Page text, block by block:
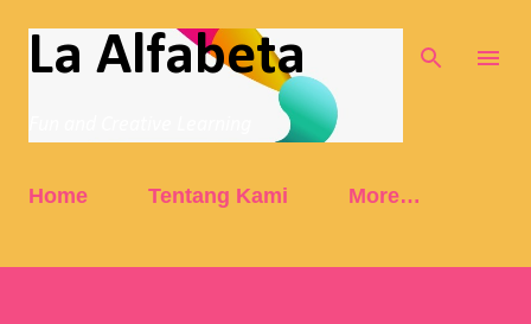
Skip to main content
La Alfabeta
Home Tentang Kami More…